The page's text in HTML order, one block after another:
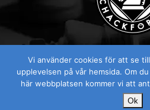
Vi använder cookies för att se
upplevelsen på vår hemsida. Om
här webbplatsen kommer vi att
Ok